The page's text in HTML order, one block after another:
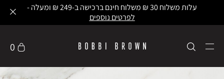
עלות משלוח 30 ₪ משלוח חינם ברכישה ב-249 ₪ ומעלה -
לפרטים נוספים
0